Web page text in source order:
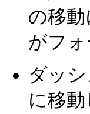
の移
がフ
ダッ
に移